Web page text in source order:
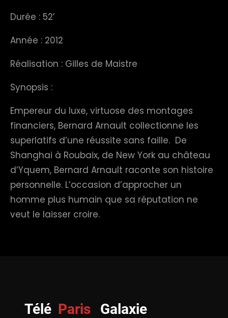
Durée : 52’
Année : 2012
Réalisation : Gilles de Maistre
Synopsis :
Empereur du luxe, virtuose des montages
financiers, Bernard Arnault collectionne les
superlatifs d’une réussite sans faille. De
Shanghai à Roubaix, de New York au château
d’Yquem, Bernard Arnault raconte son histoire
personnelle. L’occasion d’approcher un
homme plus humain que sa réputation ne
veut le laisser croire.
Télé Paris Galaxie